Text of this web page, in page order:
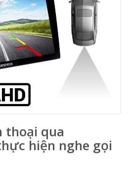
thoại qua
hiện nghe gọi